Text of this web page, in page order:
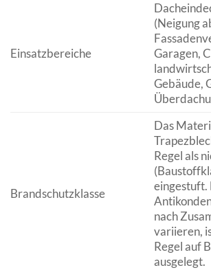
Einsatzbereiche
(Neigung
Garagen,
Gebäude,
Brandschutzklasse
Das
Regel als
eingestuft.
nach
variieren,
Regel auf
ausgelegt.